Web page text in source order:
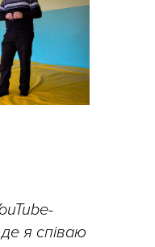
я співаю